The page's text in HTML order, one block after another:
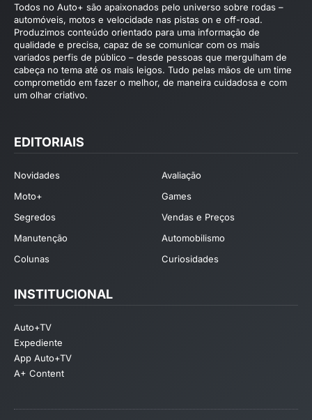
Todos no Auto+ são apaixonados pelo universo sobre rodas –
automóveis, motos e velocidade nas pistas on e off-road.
Produzimos conteúdo orientado para uma informação de
qualidade e precisa, capaz de se comunicar com os mais
variados perfis de público – desde pessoas que mergulham de
cabeça no tema até os mais leigos. Tudo pelas mãos de um time
comprometido em fazer o melhor, de maneira cuidadosa e com
um olhar criativo.
EDITORIAIS
Novidades
Avaliação
Moto+
Games
Segredos
Vendas e Preços
Manutenção
Automobilismo
Colunas
Curiosidades
INSTITUCIONAL
Auto+TV
Expediente
App Auto+TV
A+ Content